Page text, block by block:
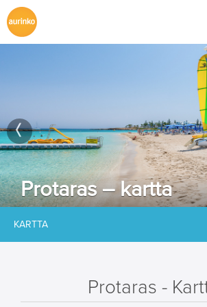
Protaras – kartta
KARTTA
Protaras -